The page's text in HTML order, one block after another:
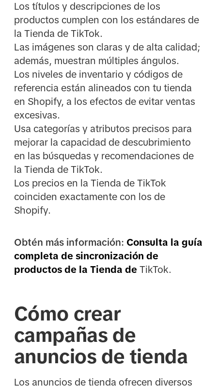
Los títulos y descripciones de los
productos cumplen con los estándares de
la Tienda de TikTok.
Las imágenes son claras y de alta calidad;
además, muestran múltiples ángulos.
Los niveles de inventario y códigos de
referencia están alineados con tu tienda
en Shopify, a los efectos de evitar ventas
excesivas.
Usa categorías y atributos precisos para
mejorar la capacidad de descubrimiento
en las búsquedas y recomendaciones de
la Tienda de TikTok.
Los precios en la Tienda de TikTok
coinciden exactamente con los de
Shopify.
Obtén más información: Consulta la guía
completa de sincronización de
productos de la Tienda de TikTok.
Cómo crear
campañas de
anuncios de tienda
Los anuncios de tienda ofrecen diversos